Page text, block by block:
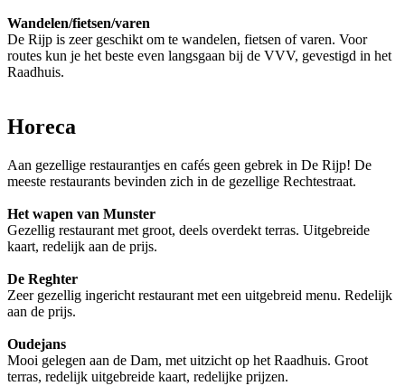
Wandelen/fietsen/varen
De Rijp is zeer geschikt om te wandelen, fietsen of varen. Voor
routes kun je het beste even langsgaan bij de VVV, gevestigd in het
Raadhuis.
Horeca
Aan gezellige restaurantjes en cafés geen gebrek in De Rijp! De
meeste restaurants bevinden zich in de gezellige Rechtestraat.
Het wapen van Munster
Gezellig restaurant met groot, deels overdekt terras. Uitgebreide
kaart, redelijk aan de prijs.
De Reghter
Zeer gezellig ingericht restaurant met een uitgebreid menu. Redelijk
aan de prijs.
Oudejans
Mooi gelegen aan de Dam, met uitzicht op het Raadhuis. Groot
terras, redelijk uitgebreide kaart, redelijke prijzen.